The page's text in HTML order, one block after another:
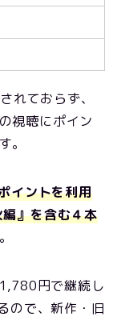
れておらず、
視聴にポイン
。
イントを利用
』を含む４本
円で継続し
ので、新作・旧